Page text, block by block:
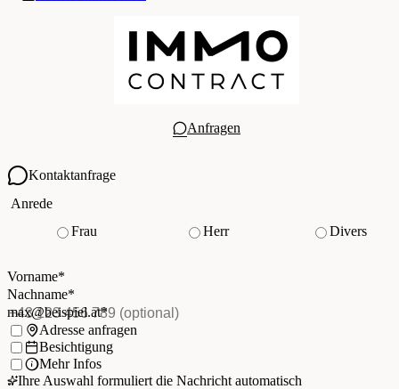
Anfragen
Kontaktanfrage
Ihre Kontaktdaten
Anrede
Frau
Herr
Divers
Vorname*
Nachname
Nachname*
E-Mail*(Pflichtfeld)
max@beispiel.at*
Telefon(optional)
Ich möchte:Adresse anfragen
Besichtigung
Mehr Infos
Ihre Auswahl formuliert die Nachricht automatisch